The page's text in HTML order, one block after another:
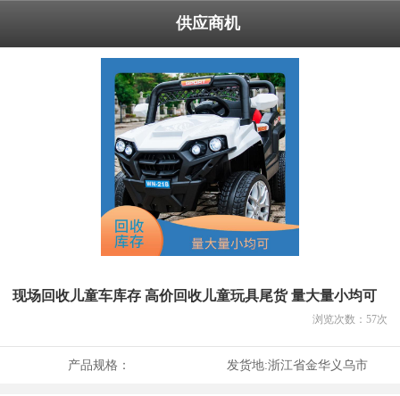
供应商机
现场回收儿童车库存 高价回收儿童玩具尾货 量大量小均可
浏览次数： 57次
产品规格： 发货地:浙江省金华义乌市